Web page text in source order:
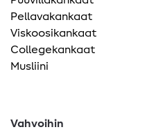
Pellavakankaat
Viskoosikankaat
Collegekankaat
Musliini
Vahvoihin